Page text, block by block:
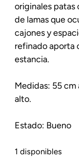
originales patas
de lamas que
cajones y
refinado aporta
estancia.
Medidas: 55
alto.
Estado: Bueno
1 disponibles